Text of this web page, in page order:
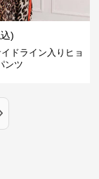
)
ドライン入りヒョ
ンツ